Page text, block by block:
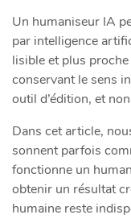
Un humaniseur IA
par intelligence
lisible et plus
conservant le sens
outil d’édition, et
Dans cet article,
sonnent parfois
fonctionne un
obtenir un résultat
humaine reste